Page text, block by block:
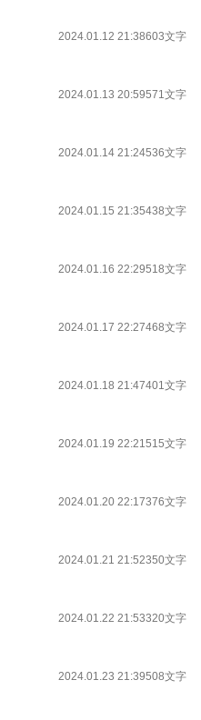
2024.01.12 21:38603文字
2024.01.13 20:59571文字
2024.01.14 21:24536文字
2024.01.15 21:35438文字
2024.01.16 22:29518文字
2024.01.17 22:27468文字
2024.01.18 21:47401文字
2024.01.19 22:21515文字
2024.01.20 22:17376文字
2024.01.21 21:52350文字
2024.01.22 21:53320文字
2024.01.23 21:39508文字